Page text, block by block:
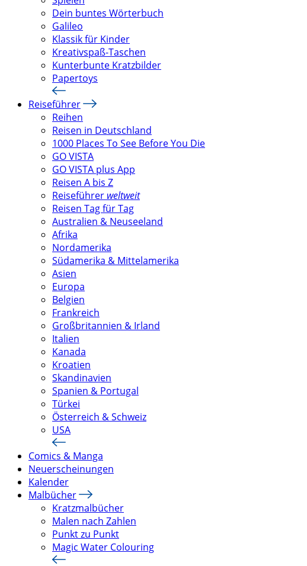
Dein buntes Wörterbuch
Galileo
Klassik für Kinder
Kreativspaß-Taschen
Kunterbunte Kratzbilder
Papertoys
Reiseführer
Reihen
Reisen in Deutschland
1000 Places To See Before You Die
GO VISTA
GO VISTA plus App
Reisen A bis Z
Reiseführer weltweit
Reisen Tag für Tag
Australien & Neuseeland
Afrika
Nordamerika
Südamerika & Mittelamerika
Asien
Europa
Belgien
Frankreich
Großbritannien & Irland
Italien
Kanada
Kroatien
Skandinavien
Spanien & Portugal
Türkei
Österreich & Schweiz
USA
Comics & Manga
Neuerscheinungen
Kalender
Malbücher
Kratzmalbücher
Malen nach Zahlen
Punkt zu Punkt
Magic Water Colouring